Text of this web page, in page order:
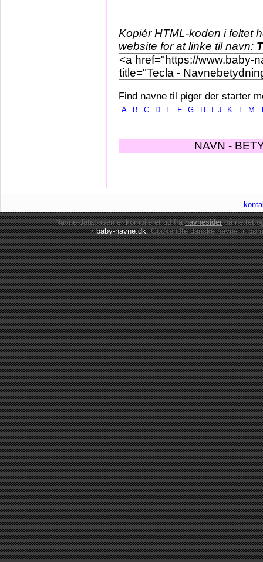
Kopiér HTML-koden i feltet
website for at linke til navn:
Find navne til piger der starter
A B C D E F G H J K L M
NAVN -
Navne-databasen er kompileret ud franavnesiderpå nettet
•baby-navne.dk: Godkendte danskenavne til børn